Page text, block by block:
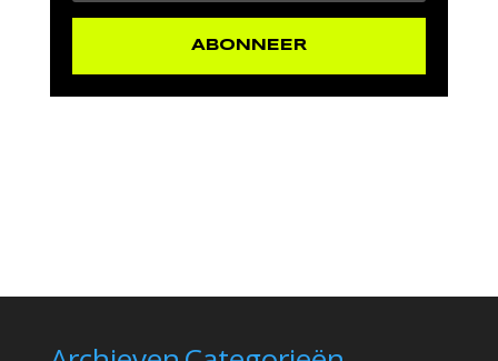
ABONNEER